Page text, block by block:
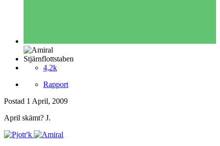
Stjärnflottstaben
4,2k
Rapport
Postad 1 April, 2009
April skämt? J.